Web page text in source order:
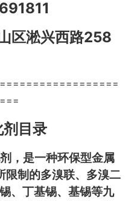
区淞兴西路258
目录
，是一种环保型金属
限制的多溴联、多溴二
、丁基锡、基锡等九